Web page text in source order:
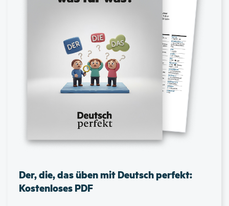
Der, die, das üben mit Deutsch perfekt:
Kostenloses PDF